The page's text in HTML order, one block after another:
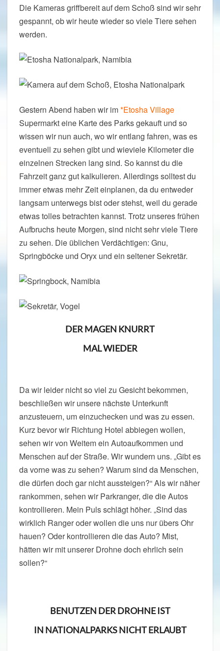
Die Kameras griffbereit auf dem Schoß sind wir sehr
gespannt, ob wir heute wieder so viele Tiere sehen
werden.
Gestern Abend haben wir im*Etosha Village
Supermarkt eine Karte des Parks gekauft und so
wissen wir nun auch, wo wir entlang fahren, was es
eventuell zu sehen gibt und wieviele Kilometer die
einzelnen Strecken lang sind. So kannst du die
Fahrzeit ganz gut kalkulieren. Allerdings solltest du
immer etwas mehr Zeit einplanen, da du entweder
langsam unterwegs bist oder stehst, weil du gerade
etwas tolles betrachten kannst. Trotz unseres frühen
Aufbruchs heute Morgen, sind nicht sehr viele Tiere
zu sehen. Die üblichen Verdächtigen: Gnu,
Springböcke und Oryx und ein seltener Sekretär.
DER MAGEN KNURRT
MAL WIEDER
Da wir leider nicht so viel zu Gesicht bekommen,
beschließen wir unsere nächste Unterkunft
anzusteuern, um einzuchecken und was zu essen.
Kurz bevor wir Richtung Hotel abbiegen wollen,
sehen wir von Weitem ein Autoaufkommen und
Menschen auf der Straße. Wir wundern uns. „Gibt es
da vorne was zu sehen? Warum sind da Menschen,
die dürfen doch gar nicht aussteigen?“ Als wir näher
rankommen, sehen wir Parkranger, die die Autos
kontrollieren. Mein Puls schlägt höher. „Sind das
wirklich Ranger oder wollen die uns nur übers Ohr
hauen? Oder kontrollieren die das Auto? Mist,
hätten wir mit unserer Drohne doch ehrlich sein
sollen?“
BENUTZEN DER DROHNE IST
IN NATIONALPARKS NICHT ERLAUBT